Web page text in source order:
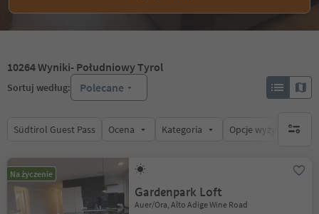
10264Wyniki- Południowy Tyrol
Sortuj według: Polecane
Südtirol Guest Pass Ocena Kategoria Opcje wyżywieniabrak
Na życzenie
Gardenpark Loft
Auer/Ora, Alto Adige Wine Road